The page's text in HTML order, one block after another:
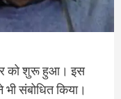
को शुरू हुआ। इस
संबोधित किया।